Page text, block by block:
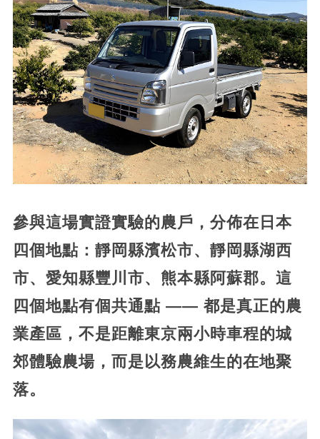
參與這場實證實驗的農戶，分佈在日本
四個地點：靜岡縣濱松市、靜岡縣湖西
市、愛知縣豐川市、熊本縣阿蘇郡。這
四個地點有個共通點 —— 都是真正的農
業產區，不是距離東京兩小時車程的城
郊體驗農場，而是以務農維生的在地聚
落。